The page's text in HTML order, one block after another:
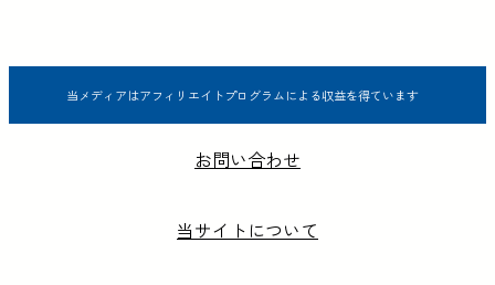
当メディアはアフィリエイトプログラムによる収益を得ています
お問い合わせ
当サイトについて